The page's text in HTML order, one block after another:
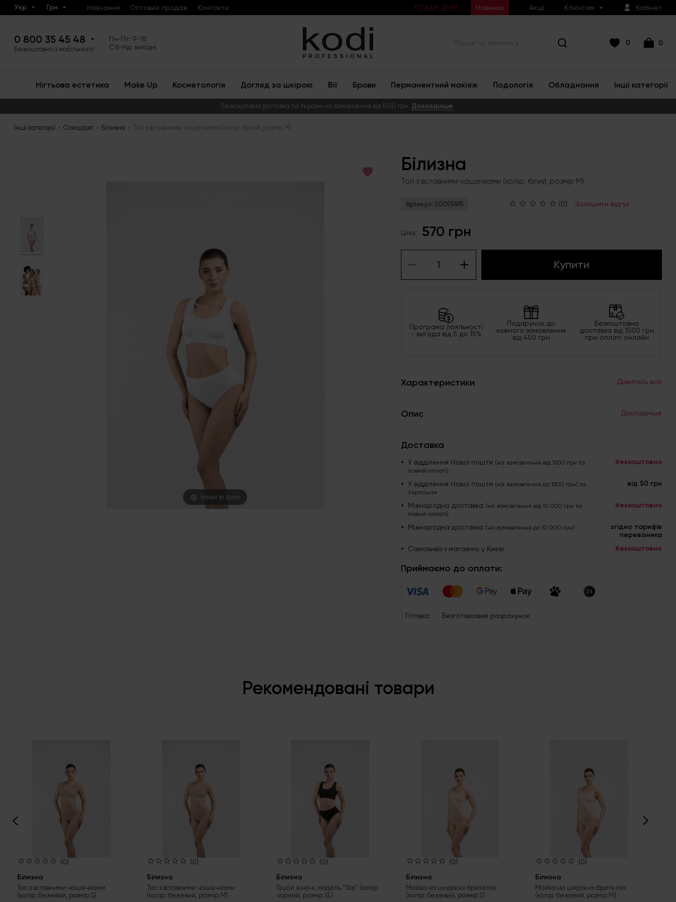
Укр Грн Навчання Оптовий продаж Контакти ТОВАР ДНЯ! Новинки Акції Клієнтам Кабінет
0 800 35 45 48
Безкоштовно з мобільного!
Пн-Пт: 9-18
Сб-Нд: вихідні
0 0
Нігтьова естетика Make Up Косметологія Догляд за шкірою Вії Брови Перманентний макіяж Подологія Обладнання Інші категорії
Безкоштовна доставка по Україні на замовлення від 1500 грн. Докладніше.
Інші категорії Спецодяг Білизна Топ з вставними чашечками (колір: білий, розмір M)
Hover to zoom
Білизна
Топ з вставними чашечками (колір: білий, розмір M)
Артикул: 20093495 (0) Залишити відгук
Ціна: 570 грн
Купити
Програма лояльності
- вигода від 5 до 15%
Подарунок до
кожного замовлення
від 450 грн
Безкоштовна
доставка від 1500 грн
при оплаті онлайн
Характеристики Дивитись все
Опис Докладніше
Доставка
У відділення Нової пошти (на замовлення від 1500 грн та
повній оплаті)
безкоштовно
У відділення Нової пошти (на замовлення до 1500 грн) та
Укрпошти
від 50 грн
Міжнародна доставка (на замовлення від 10 000 грн та
повній оплаті)
безкоштовно
Міжнародна доставка (на замовлення до 10 000 грн)
згідно тарифів
перевізника
Самовивіз з магазину у Києві безкоштовно
Приймаємо до оплати:
Готівка Безготівковий розрахунок
Рекомендовані товари
(0)
Білизна
Топ з вставними чашечками
(колір: бежевий, розмір S)
(0)
Білизна
Топ з вставними чашечками
(колір: бежевий, розмір M)
(0)
Білизна
Труси жіночі, модель "Slip" (колір:
чорний, розмір XL)
(0)
Білизна
Майка на широких брителях
(колір: бежевий, розмір S)
(0)
Білизна
Майка на широких брителях
(колір: бежевий, розмір M)